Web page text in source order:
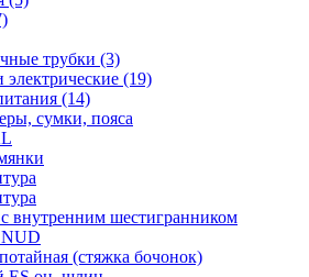
трубки (3)
электрические (19)
(14)
сумки, пояса
внутренним шестигранником
(стяжка бочонок)